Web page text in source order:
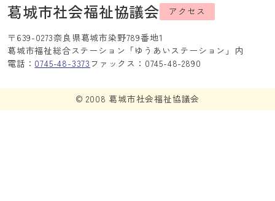
葛城市社会福祉協議会 アクセス
〒639-0273奈良県葛城市染野789番地1
葛城市福祉総合ステーション「ゆうあいステーション」内
電話： 0745-48-3373 ファックス：0745-48-2890
© 2008 葛城市社会福祉協議会